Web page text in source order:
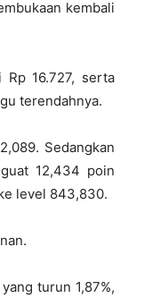
kembali
Rp 16.727, serta
terendahnya.
Sedangkan
12,434 poin
level 843,830.
turun 1,87%,